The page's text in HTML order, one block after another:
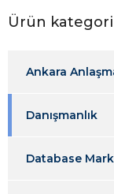
Ürün
Ankara
Danışmanlık
Database